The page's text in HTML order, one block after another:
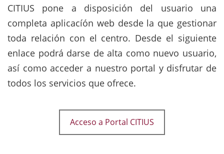
CITIUS pone a disposición del usuario una
completa aplicacíón web desde la que gestionar
toda relación con el centro. Desde el siguiente
enlace podrá darse de alta como nuevo usuario,
así como acceder a nuestro portal y disfrutar de
todos los servicios que ofrece.
Acceso a Portal CITIUS